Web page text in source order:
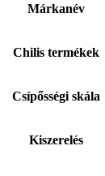
Márkanév
Chilis termékek
Csípősségi skála
Kiszerelés